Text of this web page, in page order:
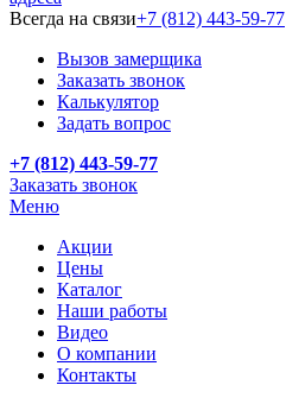
Всегда на связи+7 (812) 443-59-77
Вызов замерщика
Заказать звонок
Калькулятор
Задать вопрос
+7 (812) 443-59-77
Заказать звонок
Меню
Акции
Цены
Каталог
Наши работы
Видео
О компании
Контакты